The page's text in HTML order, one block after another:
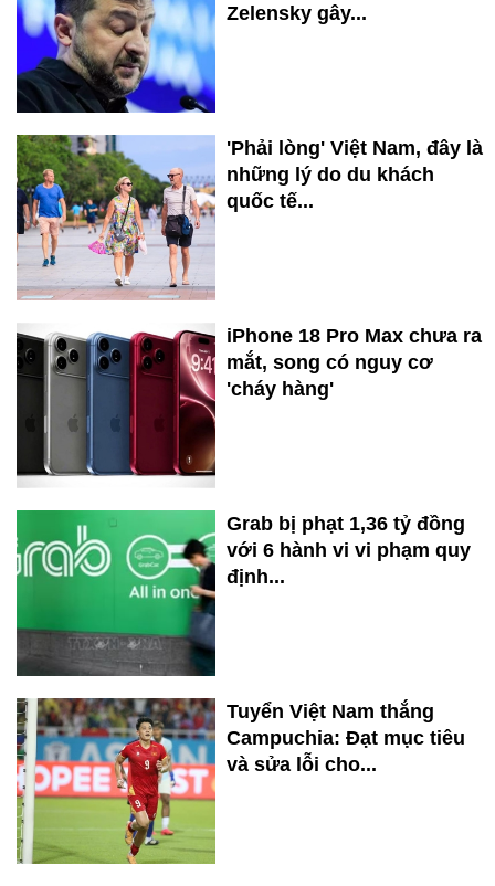
Zelensky gây...
'Phải lòng' Việt Nam, đây là
những lý do du khách
quốc tế...
iPhone 18 Pro Max chưa ra
mắt, song có nguy cơ
'cháy hàng'
Grab bị phạt 1,36 tỷ đồng
với 6 hành vi vi phạm quy
định...
Tuyển Việt Nam thắng
Campuchia: Đạt mục tiêu
và sửa lỗi cho...